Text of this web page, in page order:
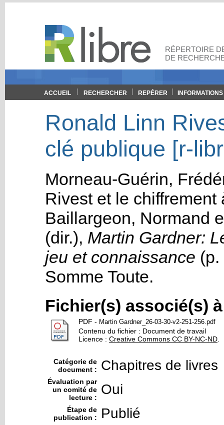
RÉPERTOIRE
DE
ACCUEIL RECHERCHER REPÉRER INFORMATIONS
Ronald Linn
clé publique [r-
Morneau-Guérin,
Rivest et le chiffrement
Baillargeon, Normand
(dir.), Martin Gardner:
jeu et connaissance
Somme Toute.
Fichier(s) associé(s)
PDF - Martin Gardner_26-03-30-v2-251-256.pdf
Contenu du fichier : Document de travail
Licence : Creative Commons CC BY-NC-ND
Catégorie de
document :
Chapitres de livres
Évaluation par
un comité de
lecture :
Oui
Étape de
publication :
Publié